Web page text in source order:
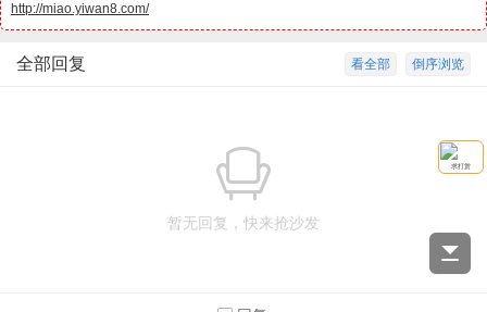
http://miao.yiwan8.com/
倒序浏览
看全部
全部回复
暂无回复，快来抢沙发
求打赏